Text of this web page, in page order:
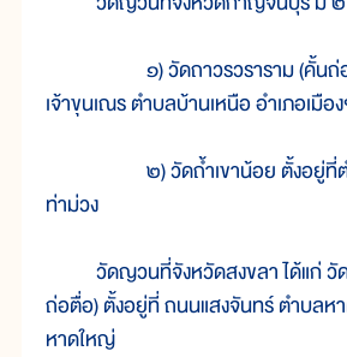
๑) วัดถาวรวราราม (คั้นถ่อ
เจ้าขุนเณร ตำบลบ้านเหนือ อำเภอเมือ
๒) วัดถ้ำเขาน้อย ตั้งอยู่ที่ตำ
ท่าม่วง
วัดญวนที่จังหวัดสงขลา ได้แก่ วัด
ถ่อตื่อ) ตั้งอยู่ที่ ถนนแสงจันทร์ ตำบลห
หาดใหญ่